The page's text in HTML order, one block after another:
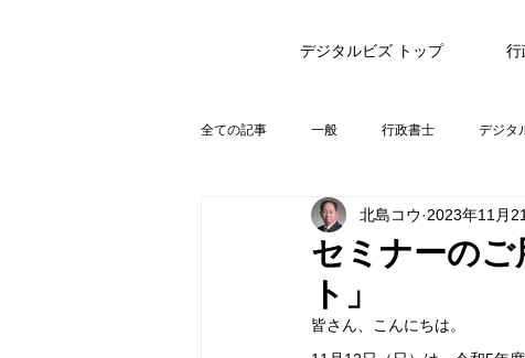
デジタルビズ トップ 行
全ての記事 一般 行政書士 デジタ
セミナーの
ト」
北島コウ 2023年11月
皆さん、こんにちは。